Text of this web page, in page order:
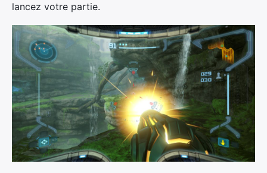
lancez votre partie.
×